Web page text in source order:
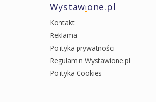
Wystawione.pl
Kontakt
Reklama
Polityka prywatności
Regulamin Wystawione.pl
Polityka Cookies